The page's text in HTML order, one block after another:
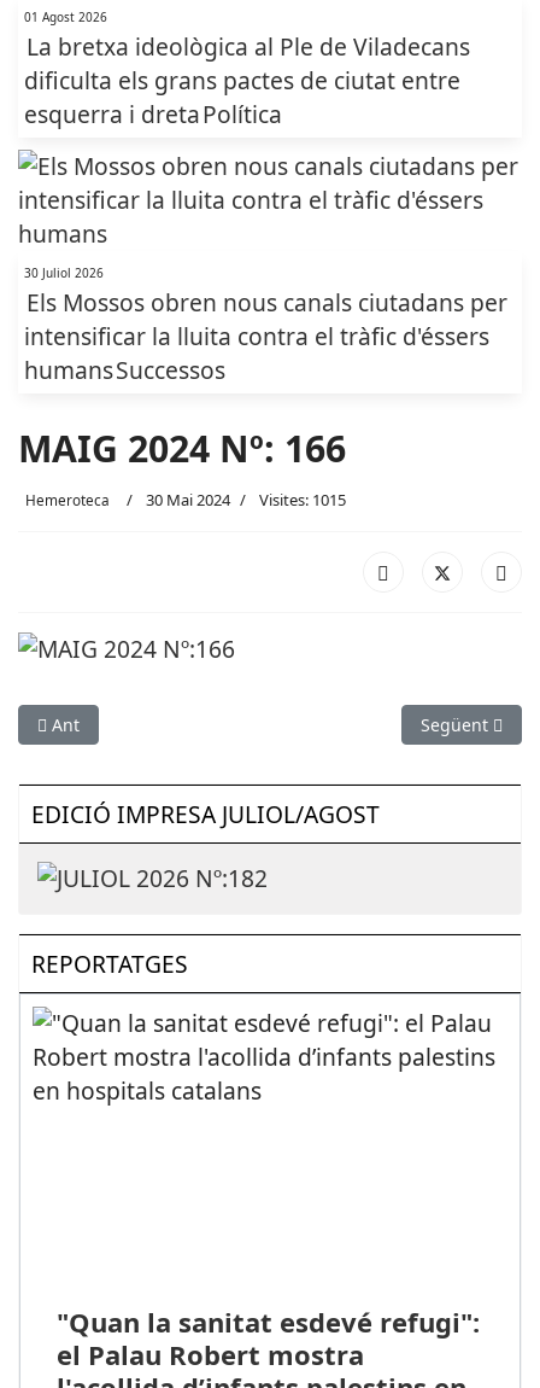
01 Agost 2026
La bretxa ideològica al Ple de Viladecans
dificulta els grans pactes de ciutat entre
esquerra i dretaPolítica
30 Juliol 2026
Els Mossos obren nous canals ciutadans per
intensificar la lluita contra el tràfic d'éssers
humansSuccessos
MAIG 2024 Nº: 166
Hemeroteca 30 Mai 2024 Visites: 1015
Article anterior: JUNY 2024 Nº: 167
Ant Article
Següent
EDICIÓ IMPRESA JULIOL/AGOST
REPORTATGES
"Quan la sanitat esdevé refugi":
el Palau Robert mostra